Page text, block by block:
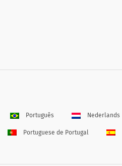
Português Nederlands
Portuguese de Portugal